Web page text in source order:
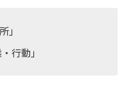
」
行動」